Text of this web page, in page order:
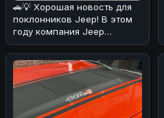
🚗💡 Хорошая новость для
поклонников Jeep! В этом
году компания Jeep
удивила своих фанатов,
решив сн